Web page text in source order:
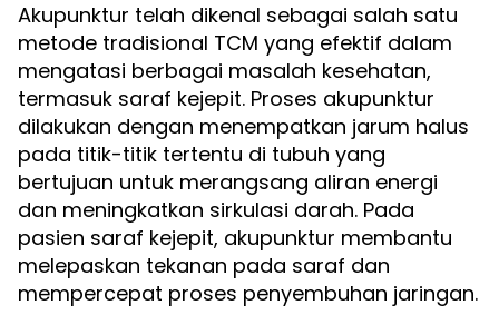
Akupunktur telah dikenal sebagai salah satu
metode tradisional TCM yang efektif dalam
mengatasi berbagai masalah kesehatan,
termasuk saraf kejepit. Proses akupunktur
dilakukan dengan menempatkan jarum halus
pada titik-titik tertentu di tubuh yang
bertujuan untuk merangsang aliran energi
dan meningkatkan sirkulasi darah. Pada
pasien saraf kejepit, akupunktur membantu
melepaskan tekanan pada saraf dan
mempercepat proses penyembuhan jaringan.